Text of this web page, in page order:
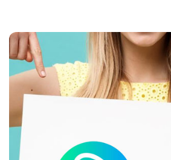
Catégories